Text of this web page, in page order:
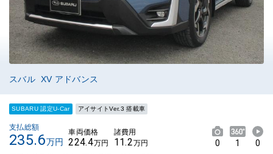
スバル XV アドバンス
SUBARU 認定U-Car アイサイトVer.3 搭載車
支払総額
235.6万円
車両価格
224.4万円
諸費用
11.2万円 0 1 0